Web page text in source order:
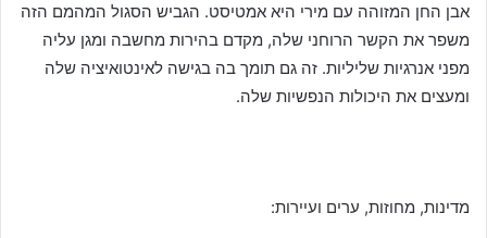
אבן החן המזוהה עם מירי היא אמטיסט. הגביש הסגול המהמם הזה
משפר את הקשר הרוחני שלה, מקדם בהירות מחשבה ומגן עליה
מפני אנרגיות שליליות. זה גם תומך בה בגישה לאינטואיציה שלה
ומעצים את היכולות הנפשיות שלה.
מדינות, מחוזות, ערים ועיירות: